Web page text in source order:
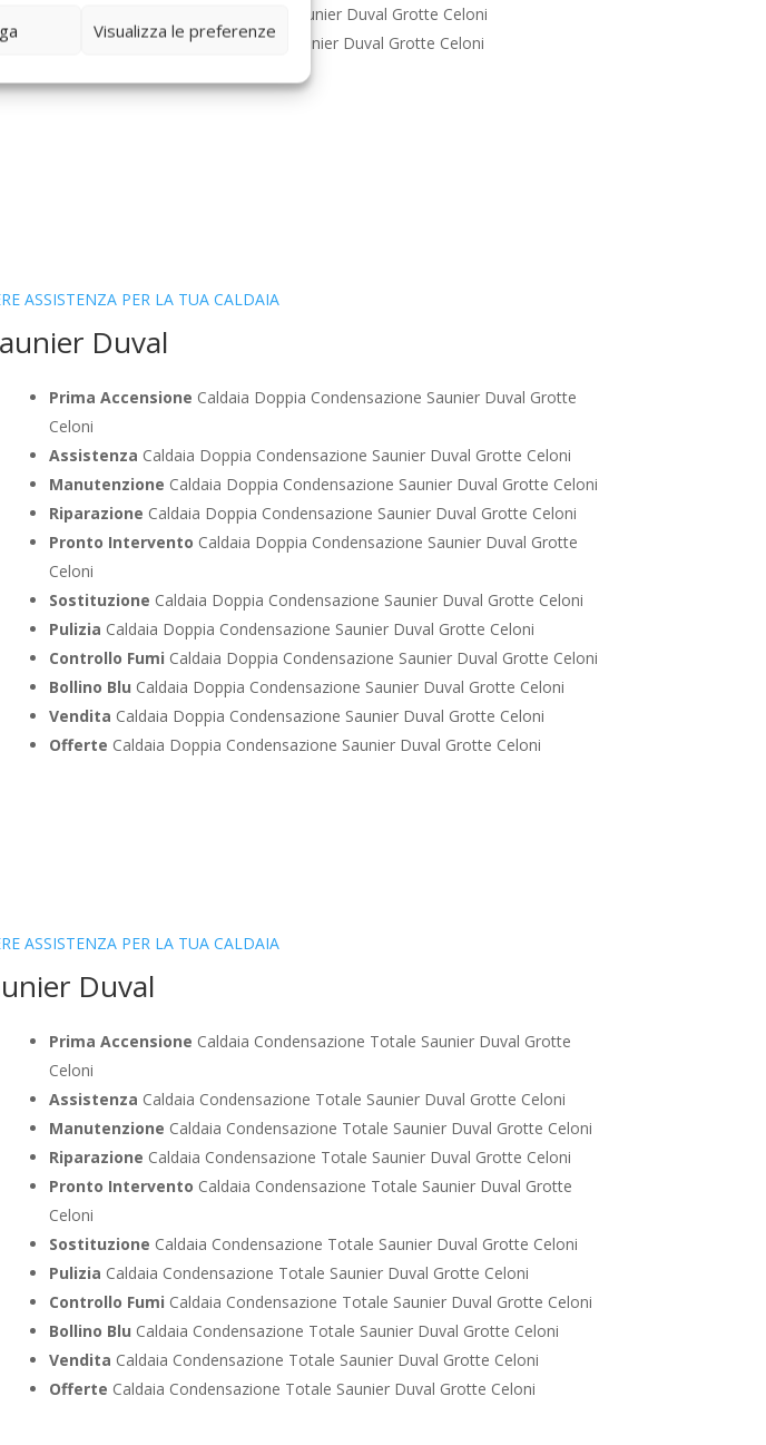
Visualizza le preferenze
Caldaia Condensazione Saunier Duval Grotte Celoni
OfferteCaldaia Condensazione Saunier Duval Grotte Celoni
ASSISTENZA PER LA TUA CALDAIA
Duval
Prima Accensione Caldaia Doppia Condensazione Saunier Duval Grotte
Celoni
Assistenza Caldaia Doppia Condensazione Saunier Duval Grotte Celoni
Manutenzione Caldaia Doppia Condensazione Saunier Duval Grotte Celoni
Riparazione Caldaia Doppia Condensazione Saunier Duval Grotte Celoni
Pronto Intervento Caldaia Doppia Condensazione Saunier Duval Grotte
Celoni
Sostituzione Caldaia Doppia Condensazione Saunier Duval Grotte Celoni
Pulizia Caldaia Doppia Condensazione Saunier Duval Grotte Celoni
Controllo Fumi Caldaia Doppia Condensazione Saunier Duval Grotte Celoni
Bollino Blu Caldaia Doppia Condensazione Saunier Duval Grotte Celoni
Vendita Caldaia Doppia Condensazione Saunier Duval Grotte Celoni
Offerte Caldaia Doppia Condensazione Saunier Duval Grotte Celoni
ASSISTENZA PER LA TUA CALDAIA
Duval
Prima Accensione Caldaia Condensazione Totale Saunier Duval Grotte
Celoni
Assistenza Caldaia Condensazione Totale Saunier Duval Grotte Celoni
Manutenzione Caldaia Condensazione Totale Saunier Duval Grotte Celoni
Riparazione Caldaia Condensazione Totale Saunier Duval Grotte Celoni
Pronto Intervento Caldaia Condensazione Totale Saunier Duval Grotte
Celoni
Sostituzione Caldaia Condensazione Totale Saunier Duval Grotte Celoni
Pulizia Caldaia Condensazione Totale Saunier Duval Grotte Celoni
Controllo Fumi Caldaia Condensazione Totale Saunier Duval Grotte Celoni
Bollino Blu Caldaia Condensazione Totale Saunier Duval Grotte Celoni
Vendita Caldaia Condensazione Totale Saunier Duval Grotte Celoni
Offerte Caldaia Condensazione Totale Saunier Duval Grotte Celoni